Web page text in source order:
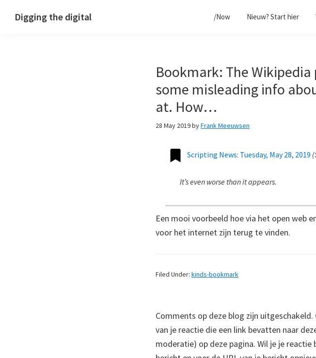
Digging the digital /Now Nieuw? Start hier
Bookmark: The
some misleading info
at. How…
28 May 2019byFrank Meeuwsen
Scripting News: Tuesday, May 28, 2019 (
It’s even worse than it appears.
Een mooi voorbeeld hoe via het open web
voor het internet zijn terug te vinden.
Filed Under: kinds-bookmark
Comments op deze blog zijn
van je reactie die een link bevatten naar
moderatie) op deze pagina. Wil je je